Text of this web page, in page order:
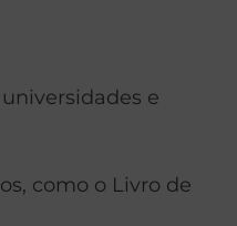
e
como o Livro de